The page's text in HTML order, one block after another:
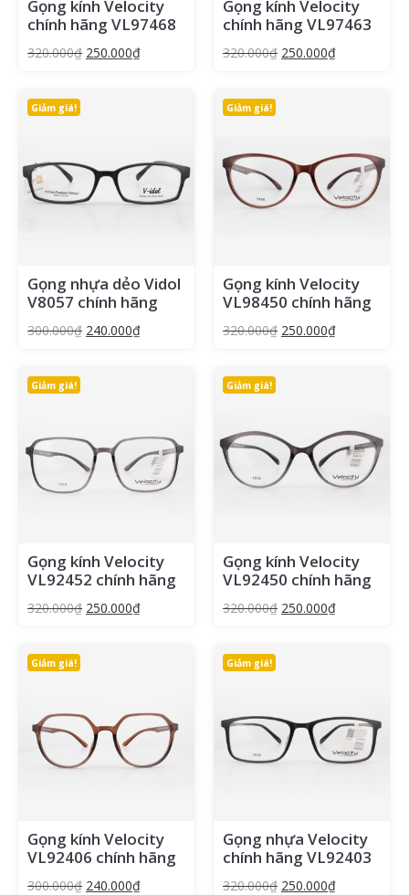
Gọng kính Velocity
chính hãng VL97468
320.000₫ 250.000₫
Gọng kính Velocity
chính hãng VL97463
320.000₫ 250.000₫
Giảm giá!
Gọng nhựa dẻo Vidol
V8057 chính hãng
300.000₫ 240.000₫
Giảm giá!
Gọng kính Velocity
VL98450 chính hãng
320.000₫ 250.000₫
Giảm giá!
Gọng kính Velocity
VL92452 chính hãng
320.000₫ 250.000₫
Giảm giá!
Gọng kính Velocity
VL92450 chính hãng
320.000₫ 250.000₫
Giảm giá!
Gọng kính Velocity
VL92406 chính hãng
300.000₫ 240.000₫
Giảm giá!
Gọng nhựa Velocity
chính hãng VL92403
320.000₫ 250.000₫